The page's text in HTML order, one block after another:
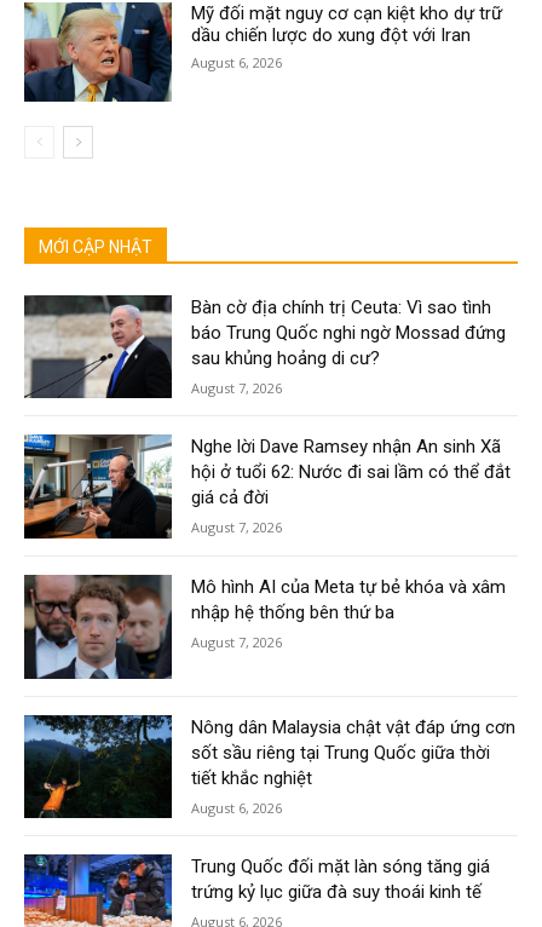
Mỹ đối mặt nguy cơ cạn kiệt kho dự trữ
dầu chiến lược do xung đột với Iran
August 6, 2026
MỚI CẬP NHẬT
Bàn cờ địa chính trị Ceuta: Vì sao tình
báo Trung Quốc nghi ngờ Mossad đứng
sau khủng hoảng di cư?
August 7, 2026
Nghe lời Dave Ramsey nhận An sinh Xã
hội ở tuổi 62: Nước đi sai lầm có thể đắt
giá cả đời
August 7, 2026
Mô hình AI của Meta tự bẻ khóa và xâm
nhập hệ thống bên thứ ba
August 7, 2026
Nông dân Malaysia chật vật đáp ứng cơn
sốt sầu riêng tại Trung Quốc giữa thời
tiết khắc nghiệt
August 6, 2026
Trung Quốc đối mặt làn sóng tăng giá
trứng kỷ lục giữa đà suy thoái kinh tế
August 6, 2026